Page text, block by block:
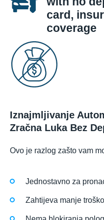
card,
coverage
Iznajmljivanje
Zračna Luka Bez
Ovo je razlog zašto vam
Jednostavno za
Zahtijeva manje